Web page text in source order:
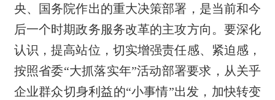
央、国务院作出的重大决策部署，是当前和今
后一个时期政务服务改革的主攻方向。要深化
认识，提高站位，切实增强责任感、紧迫感，
按照省委“大抓落实年”活动部署要求，从关乎
企业群众切身利益的“小事情”出发，加快转变